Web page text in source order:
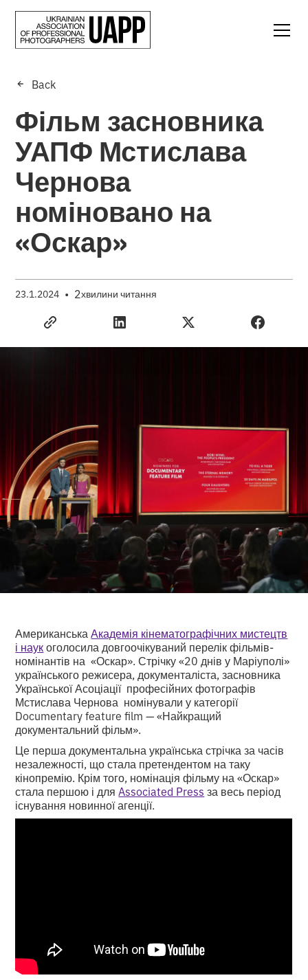
Back
Фільм засновника
УАПФ Мстислава
Чернова
номіновано на
«Оскар»
23.1.2024 • 2хвилини читання
АмериканськаАкадемія кінематографічних мистецтв
і наукоголосила довгоочікуваний перелік фільмів-
номінантів на «Оскар». Стрічку «20 днів у Маріуполі»
українського режисера, документаліста, засновника
Української Асоціації професійних фотографів
Мстислава Чернова номінували у категорії
Documentary feature film — «Найкращий
документальний фільм».
Це перша документальна українська стрічка за часів
незалежності, що стала претендентом на таку
кінопремію. Крім того, номінація фільму на «Оскар»
стала першою і дляAssociated Press за весь період
існування новинної агенції.